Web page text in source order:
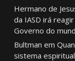
Hermano de
da IASD irá
Governo do
Bultman em
sistema